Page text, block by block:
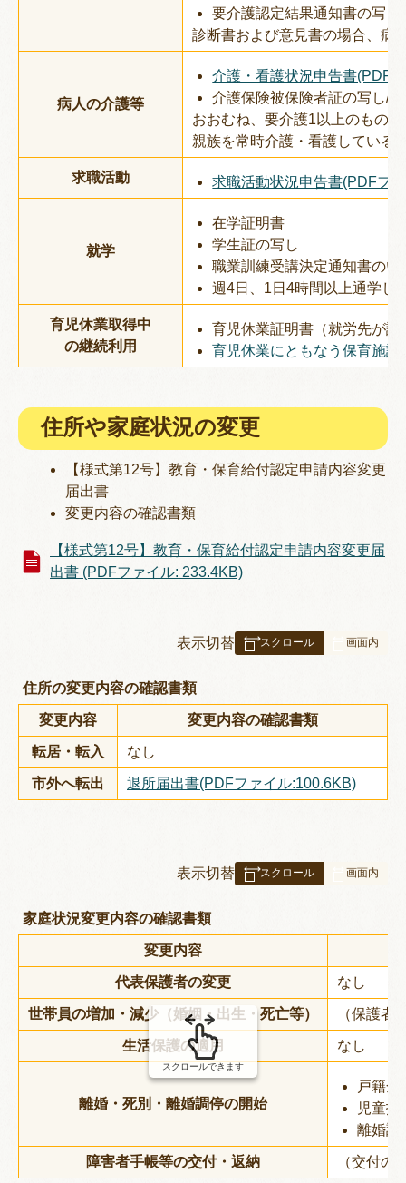
要介護認定結果通知書の写し
診断書および意見書の場合、病
病人の介護等
介護・看護状況申告書(PDF
介護保険被保険者証の写し/
おおむね、要介護1以上のもの
親族を常時介護・看護している
求職活動 求職活動状況申告書(PDFフ
就学
在学証明書
学生証の写し
職業訓練受講決定通知書のい
週4日、1日4時間以上通学し
育児休業取得中
の継続利用
育児休業証明書（就労先が
育児休業にともなう保育施
住所や家庭状況の変更
【様式第12号】教育・保育給付認定申請内容変更
届出書
変更内容の確認書類
【様式第12号】教育・保育給付認定申請内容変更届
出書 (PDFファイル: 233.4KB)
表
み
の
表示切替
住所の変更内容の確認書類
変更内容 変更内容の確認書類
転居・転入 なし
市外へ転出 退所届出書(PDFファイル:100.6KB)
表
み
の
表示切替
家庭状況変更内容の確認書類
変更内容
代表保護者の変更 なし
世帯員の増加・減少（婚姻・出生・死亡等） （保護者
生活保護の適用 なし
離婚・死別・離婚調停の開始
戸籍
児童扶
離婚調
障害者手帳等の交付・返納 （交付の
スクロールできます